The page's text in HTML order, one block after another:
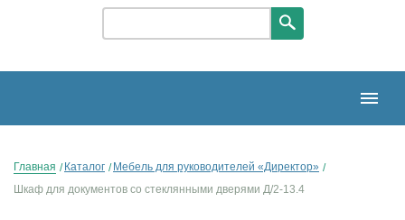
Главная Каталог
Мебель для руководителей «Директор»
Шкаф для документов со стеклянными дверями Д/2-13.4